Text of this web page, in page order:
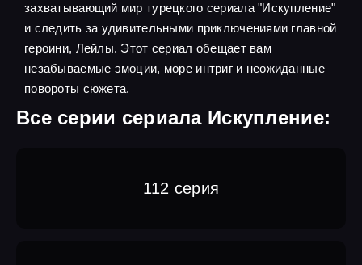
захватывающий мир турецкого сериала "Искупление"
и следить за удивительными приключениями главной
героини, Лейлы. Этот сериал обещает вам
незабываемые эмоции, море интриг и неожиданные
повороты сюжета.
Все серии сериала Искупление:
112 серия